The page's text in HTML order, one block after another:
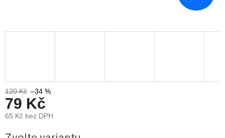
120 Kč –34 %
79 Kč
65 Kč bez DPH